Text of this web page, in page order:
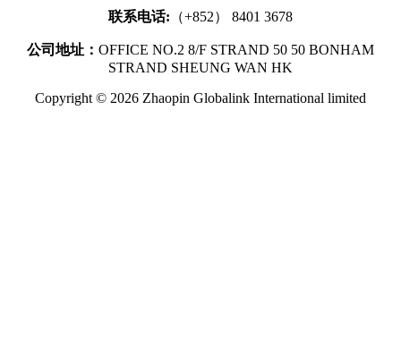
联系电话: （+852） 8401 3678
公司地址： OFFICE NO.2 8/F STRAND 50 50 BONHAM
STRAND SHEUNG WAN HK
Copyright © 2026 Zhaopin Globalink International limited